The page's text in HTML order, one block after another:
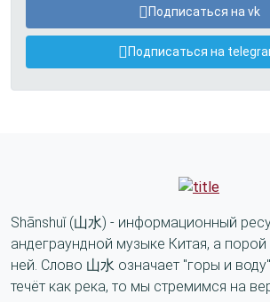
Подписаться на vk
Подписаться на
Shānshuǐ (山水) - информационный
андеграундной музыке Китая, а порой
ней. Слово 山水 означает "горы и
течёт как река, то мы стремимся на